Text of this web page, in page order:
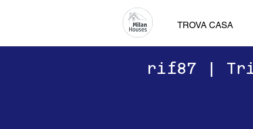
TROVA CASA
​​rif87 |